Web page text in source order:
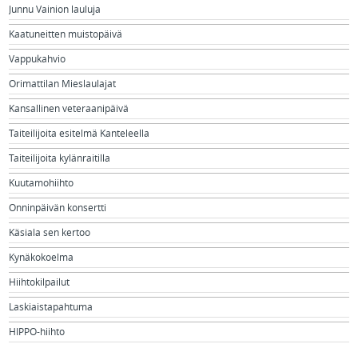
Junnu Vainion lauluja
Kaatuneitten muistopäivä
Vappukahvio
Orimattilan Mieslaulajat
Kansallinen veteraanipäivä
Taiteilijoita esitelmä Kanteleella
Taiteilijoita kylänraitilla
Kuutamohiihto
Onninpäivän konsertti
Käsiala sen kertoo
Kynäkokoelma
Hiihtokilpailut
Laskiaistapahtuma
HIPPO-hiihto